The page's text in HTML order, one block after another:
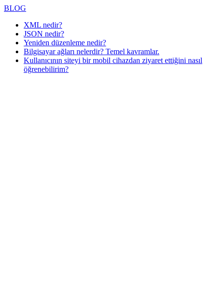
BLOG
XML nedir?
JSON nedir?
Yeniden düzenleme nedir?
Bilgisayar ağları nelerdir? Temel kavramlar.
Kullanıcının siteyi bir mobil cihazdan ziyaret ettiğini nasıl
öğrenebilirim?